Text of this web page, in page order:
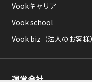
Vookキャリア
Vook school
Vook biz（法人のお客様）
運営会社